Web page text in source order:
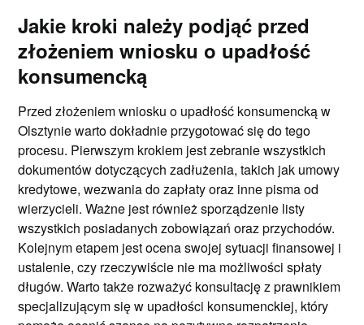
Jakie kroki należy podjąć przed
złożeniem wniosku o upadłość
konsumencką
Przed złożeniem wniosku o upadłość konsumencką w
Olsztynie warto dokładnie przygotować się do tego
procesu. Pierwszym krokiem jest zebranie wszystkich
dokumentów dotyczących zadłużenia, takich jak umowy
kredytowe, wezwania do zapłaty oraz inne pisma od
wierzycieli. Ważne jest również sporządzenie listy
wszystkich posiadanych zobowiązań oraz przychodów.
Kolejnym etapem jest ocena swojej sytuacji finansowej i
ustalenie, czy rzeczywiście nie ma możliwości spłaty
długów. Warto także rozważyć konsultację z prawnikiem
specjalizującym się w upadłości konsumenckiej, który